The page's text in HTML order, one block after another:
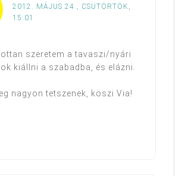
2012. MÁJUS 24., CSÜTÖRTÖK,
15:01
szeretem a tavaszi/nyári
kiállni a szabadba, és elázni.
nagyon tetszenek, köszi Via!